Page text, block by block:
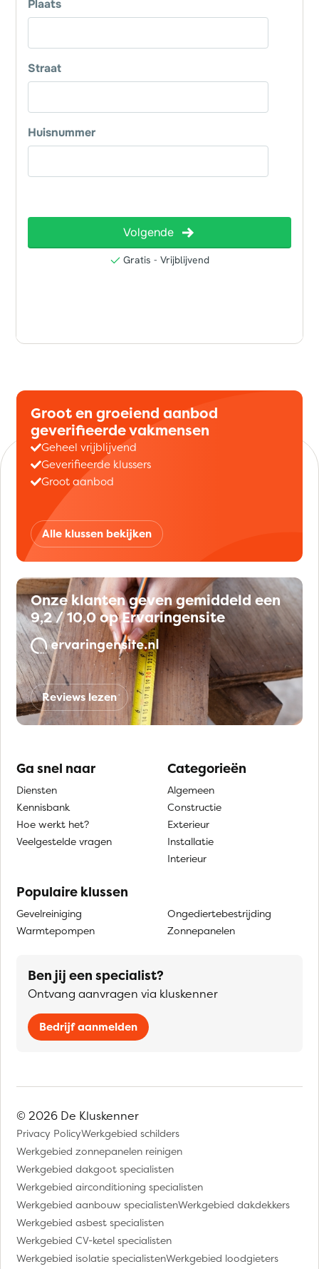
Groot en groeiend aanbod
geverifieerde vakmensen
Geheel vrijblijvend
Geverifieerde klussers
Groot aanbod
Alle klussen bekijken
Onze klanten geven gemiddeld een
9,2 / 10,0 op Ervaringensite
Reviews lezen
Ga snel naar
Diensten
Kennisbank
Hoe werkt het?
Veelgestelde vragen
Categorieën
Algemeen
Constructie
Exterieur
Installatie
Interieur
Populaire klussen
Gevelreiniging
Warmtepompen
Ongediertebestrijding
Zonnepanelen
Ben jij een specialist?
Ontvang aanvragen via kluskenner
Bedrijf aanmelden
© 2026 De Kluskenner
Privacy PolicyWerkgebied schilders
Werkgebied zonnepanelen reinigen
Werkgebied dakgoot specialisten
Werkgebied airconditioning specialisten
Werkgebied aanbouw specialistenWerkgebied dakdekkers
Werkgebied asbest specialisten
Werkgebied CV-ketel specialisten
Werkgebied isolatie specialistenWerkgebied loodgieters